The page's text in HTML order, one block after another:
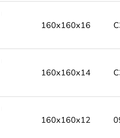
160x160x16
160x160x14
160x160x12